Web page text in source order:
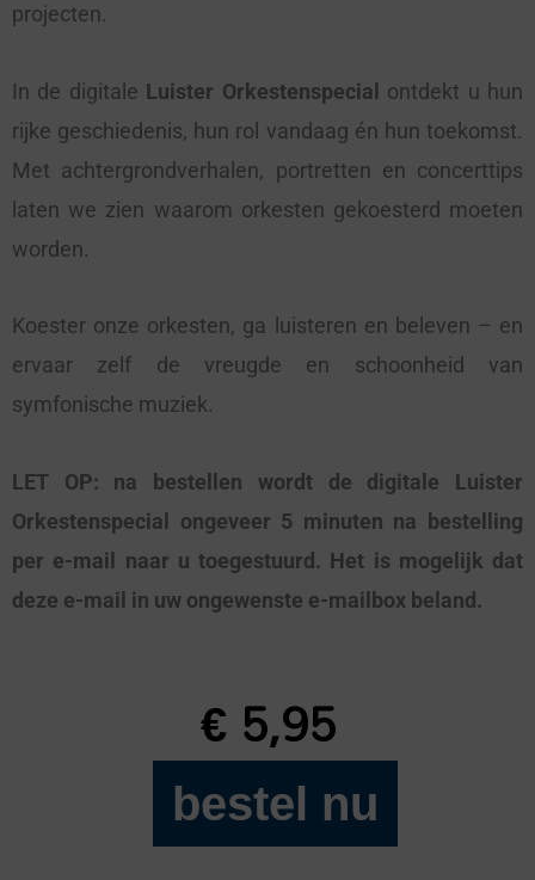
projecten.
In de digitale Luister Orkestenspecial ontdekt u hun
rijke geschiedenis, hun rol vandaag én hun toekomst.
Met achtergrondverhalen, portretten en concerttips
laten we zien waarom orkesten gekoesterd moeten
worden.
Koester onze orkesten, ga luisteren en beleven – en
ervaar zelf de vreugde en schoonheid van
symfonische muziek.
LET OP: na bestellen wordt de digitale Luister
Orkestenspecial ongeveer 5 minuten na bestelling
per e-mail naar u toegestuurd. Het is mogelijk dat
deze e-mail in uw ongewenste e-mailbox beland.
€5,95
Luister
Orkestspecial
bestel nu